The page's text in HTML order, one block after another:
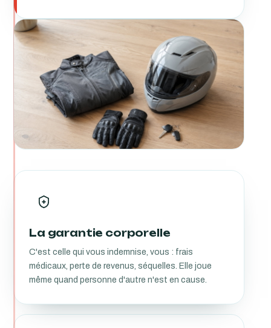
La garantie corporelle
C'est celle qui vous indemnise, vous : frais
médicaux, perte de revenus, séquelles. Elle joue
même quand personne d'autre n'est en cause.